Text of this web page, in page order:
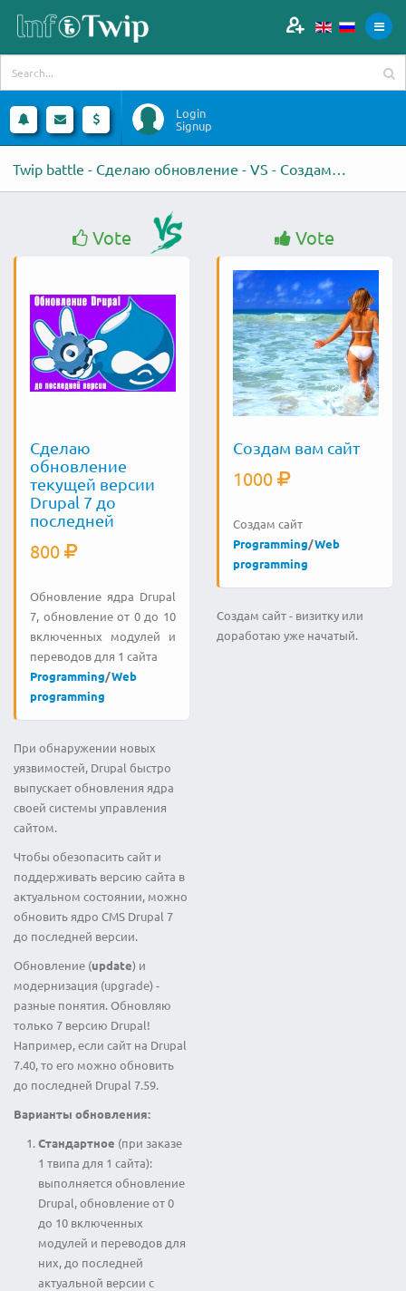
Login
Signup
Twip battle - Сделаю обновление - VS - Создам вам сайт
Vote
Сделаю
обновление
текущей версии
Drupal 7 до
последней
800
Обновление ядра Drupal
7, обновление от 0 до 10
включенных модулей и
переводов для 1 сайта
Programming/Web
programming
При обнаружении новых
уязвимостей, Drupal быстро
выпускает обновления ядра
своей системы управления
сайтом.
Чтобы обезопасить сайт и
поддерживать версию сайта в
актуальном состоянии, можно
обновить ядро CMS Drupal 7
до последней версии.
Обновление (update) и
модернизация (upgrade) -
разные понятия. Обновляю
только 7 версию Drupal!
Например, если сайт на Drupal
7.40, то его можно обновить
до последней Drupal 7.59.
Варианты обновления:
Стандартное (при заказе
1 твипа для 1 сайта):
выполняется обновление
Drupal, обновление от 0
до 10 включенных
модулей и переводов для
них, до последней
актуальной версии с
Vote
Создам вам сайт
1000
Создам сайт
Programming/Web
programming
Создам сайт - визитку или
доработаю уже начатый.